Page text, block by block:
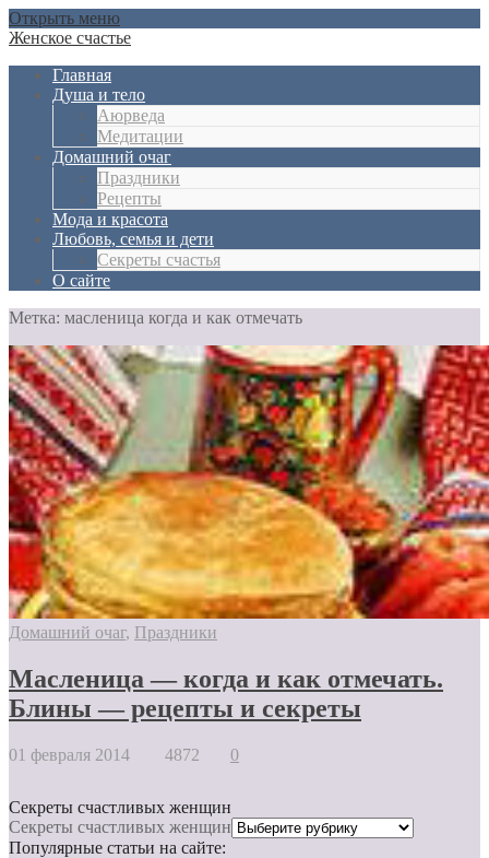
Открыть меню
Женское счастье
Главная
Душа и тело
Aюрведа
Медитации
Домашний очаг
Праздники
Рецепты
Мода и красота
Любовь, семья и дети
Секреты счастья
О сайте
Метка: масленица когда и как отмечать
Домашний очаг, Праздники
Масленица — когда и как отмечать.
Блины — рецепты и секреты
01 февраля 2014 4872 0
Секреты счастливых женщин
Секреты счастливых женщин
Популярные статьи на сайте: